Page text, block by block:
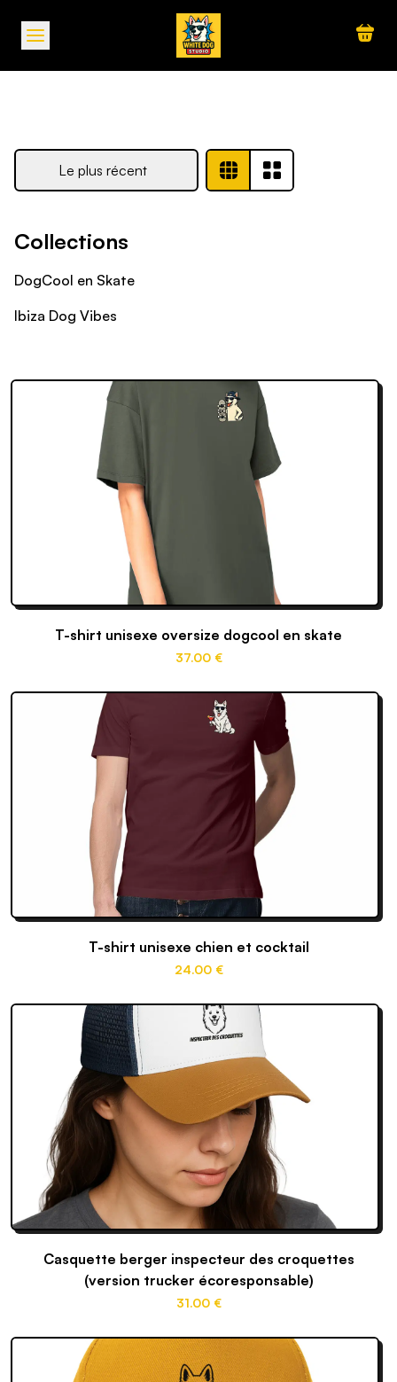
Le plus récent
Collections
DogCool en Skate
Ibiza Dog Vibes
T-shirt unisexe oversize dogcool en skate
37.00 €
T-shirt unisexe chien et cocktail
24.00 €
Casquette berger inspecteur des croquettes
(version trucker écoresponsable)
31.00 €
Panneau de gestion des cookies